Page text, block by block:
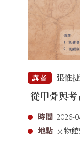
講者 張惟捷
從甲骨與
時間 2026-
地點 文物